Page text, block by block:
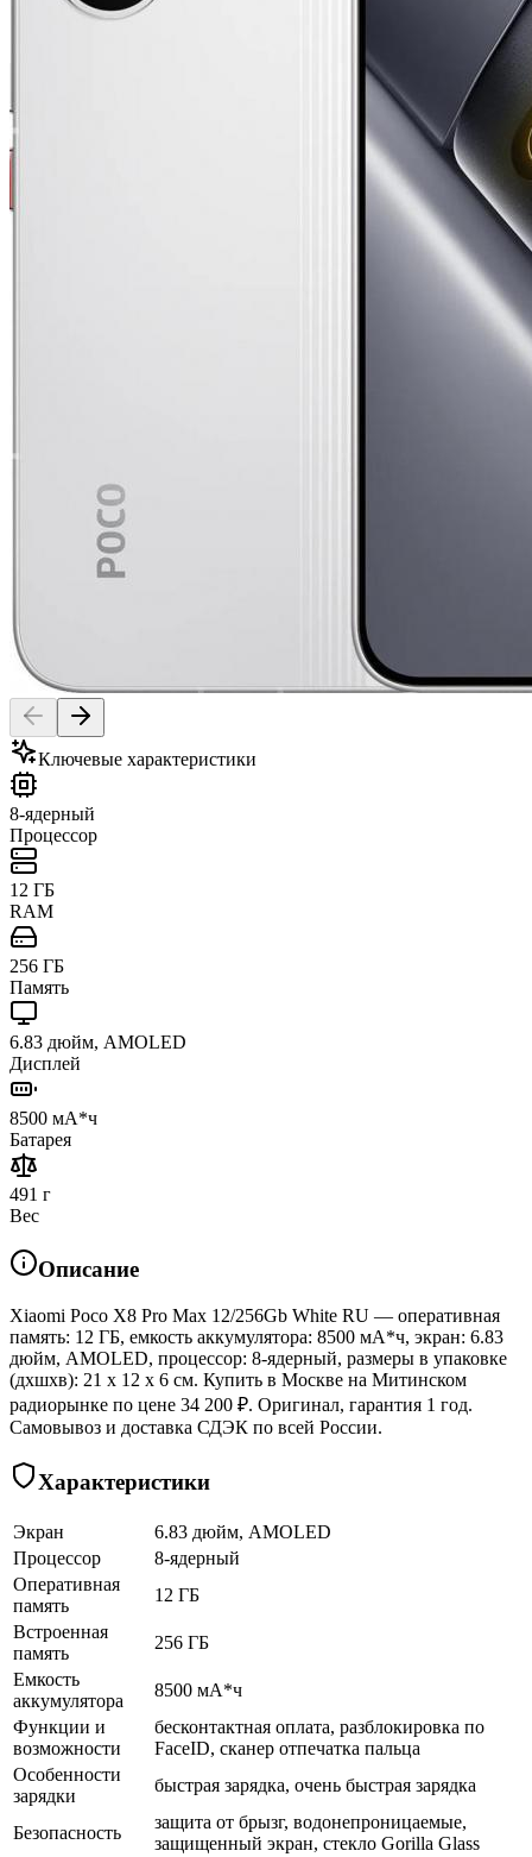
Ключевые характеристики
8-ядерный
Процессор
12 ГБ
RAM
256 ГБ
Память
6.83 дюйм, AMOLED
Дисплей
8500 мА*ч
Батарея
491 г
Вес
Описание
Xiaomi Poco X8 Pro Max 12/256Gb White RU — оперативная
память: 12 ГБ, емкость аккумулятора: 8500 мА*ч, экран: 6.83
дюйм, AMOLED, процессор: 8-ядерный, размеры в упаковке
(дхшхв): 21 x 12 x 6 см. Купить в Москве на Митинском
радиорынке по цене 34 200 ₽. Оригинал, гарантия 1 год.
Самовывоз и доставка СДЭК по всей России.
Характеристики
Экран
6.83 дюйм, AMOLED
Процессор
8-ядерный
Оперативная
память
12 ГБ
Встроенная
память
256 ГБ
Емкость
аккумулятора
8500 мА*ч
Функции и
возможности
бесконтактная оплата, разблокировка по
FaceID, сканер отпечатка пальца
Особенности
зарядки
быстрая зарядка, очень быстрая зарядка
Безопасность
защита от брызг, водонепроницаемые,
защищенный экран, cтекло Gorilla Glass